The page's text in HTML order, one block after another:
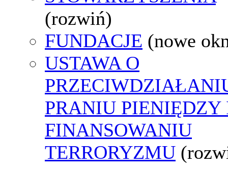
(rozwiń)
FUNDACJE (nowe
USTAWA O
PRANIU PIENIĘDZY
FINANSOWANIU
TERRORYZMU